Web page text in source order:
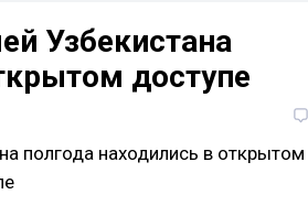
Узбекистана
доступе